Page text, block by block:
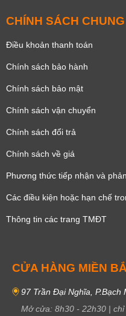
CHÍNH SÁCH CHUNG
Điều khoản thanh toán
Chính sách bảo hành
Chính sách bảo mật
Chính sách vận chuyển
Chính sách đổi trả
Chính sách về giá
Phương thức tiếp nhận và
Các điều kiện hoặc hạn chế
Thông tin các trang TMĐT
CỬA HÀNG MIỀN
97 Trần Đại Nghĩa, P.Bạch
Mở cửa: 8h30 - 22h30 |